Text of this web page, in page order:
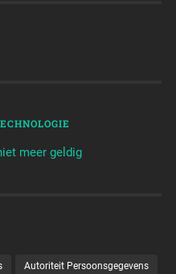
meer geldig
Autoriteit Persoonsgegevens